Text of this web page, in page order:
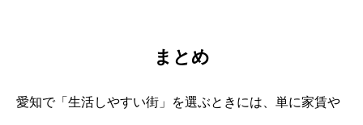
まとめ
愛知で「生活しやすい街」を選ぶときには、単に家賃や